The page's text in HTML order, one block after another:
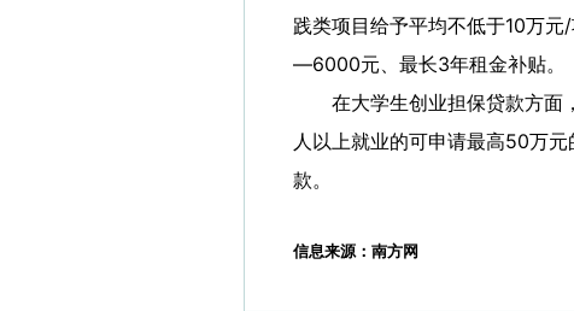
践类项目给予平均不低于10万
—6000元、最长3年租金补贴。
在大学生创业担保贷款方面，
人以上就业的可申请最高50万
款。
信息来源：南方网